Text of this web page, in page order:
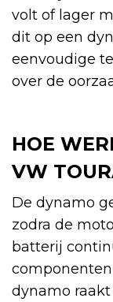
volt of lager
dit op een
eenvoudige
over de
HOE
VW
De dynamo
zodra de
batterij
dynamo